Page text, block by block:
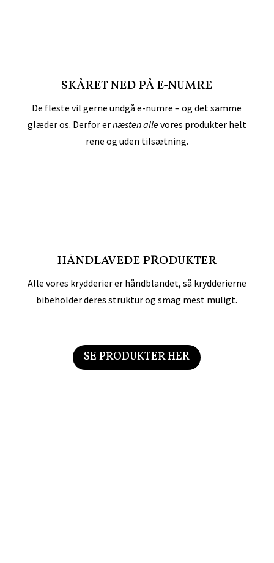
SKÅRET NED PÅ E-NUMRE
De fleste vil gerne undgå e-numre – og det samme
glæder os. Derfor ernæsten allevores produkter helt
rene og uden tilsætning.
HÅNDLAVEDE PRODUKTER
Alle vores krydderier er håndblandet, så krydderierne
bibeholder deres struktur og smag mest muligt.
SE PRODUKTER HER